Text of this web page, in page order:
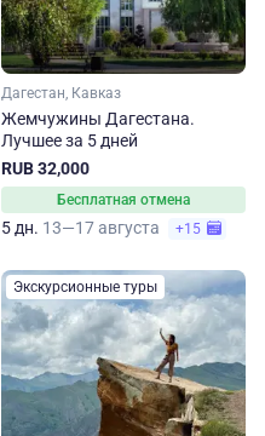
Дагестан, Кавказ
Жемчужины Дагестана.
Лучшее за 5 дней
RUB 32,000
Бесплатная отмена
5 дн. 13—17 августа +15
Экскурсионные туры